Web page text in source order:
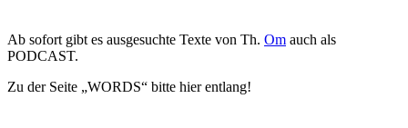
Ab sofort gibt es ausgesuchte Texte von Th. Om auch als
PODCAST.
Zu der Seite „WORDS“ bitte hier entlang!